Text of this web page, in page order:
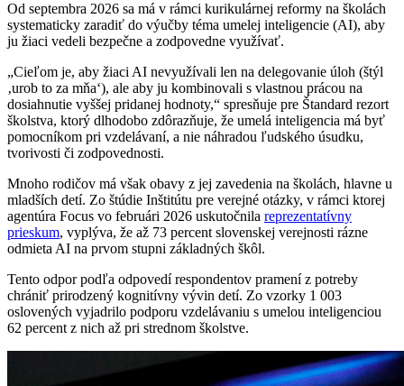
Od septembra 2026 sa má v rámci kurikulárnej reformy na školách
systematicky zaradiť do výučby téma umelej inteligencie (AI), aby
ju žiaci vedeli bezpečne a zodpovedne využívať.
„Cieľom je, aby žiaci AI nevyužívali len na delegovanie úloh (štýl
‚urob to za mňa‘), ale aby ju kombinovali s vlastnou prácou na
dosiahnutie vyššej pridanej hodnoty,“ spresňuje pre Štandard rezort
školstva, ktorý dlhodobo zdôrazňuje, že umelá inteligencia má byť
pomocníkom pri vzdelávaní, a nie náhradou ľudského úsudku,
tvorivosti či zodpovednosti.
Mnoho rodičov má však obavy z jej zavedenia na školách, hlavne u
mladších detí. Zo štúdie Inštitútu pre verejné otázky, v rámci ktorej
agentúra Focus vo februári 2026 uskutočnila reprezentatívny
prieskum, vyplýva, že až 73 percent slovenskej verejnosti rázne
odmieta AI na prvom stupni základných škôl.
Tento odpor podľa odpovedí respondentov pramení z potreby
chrániť prirodzený kognitívny vývin detí. Zo vzorky 1 003
oslovených vyjadrilo podporu vzdelávaniu s umelou inteligenciou
62 percent z nich až pri strednom školstve.